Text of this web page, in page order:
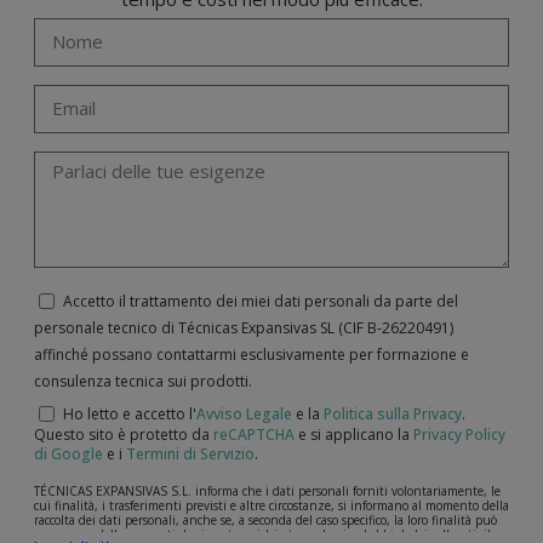
Accetto il trattamento dei miei dati personali da parte del
personale tecnico di Técnicas Expansivas SL (CIF B-­26220491)
affinché possano contattarmi esclusivamente per formazione e
consulenza tecnica sui prodotti.
Ho letto e accetto l'Avviso Legale e la Politica sulla Privacy.
Questo sito è protetto da reCAPTCHA e si applicano la Privacy Policy
di Google e i Termini di Servizio.
TÉCNICAS EXPANSIVAS S.L. informa che i dati personali forniti volontariamente, le
cui finalità, i trasferimenti previsti e altre circostanze, si informano al momento della
raccolta dei dati personali, anche se, a seconda del caso specifico, la loro finalità può
essere una delle seguenti: la risposta a richieste, reclami o dubbi da lei sollevati, il